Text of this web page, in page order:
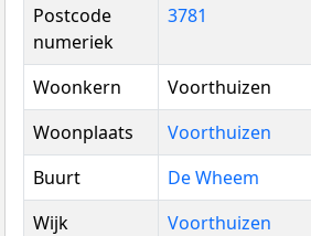
Postcode
numeriek
3781
Woonkern Voorthuizen
Woonplaats
Voorthuizen
Buurt
De Wheem
Wijk
Voorthuizen